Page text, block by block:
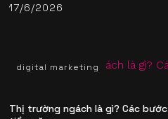
17/6/2026
digital marketing
Thị trường ngách là gì? Các